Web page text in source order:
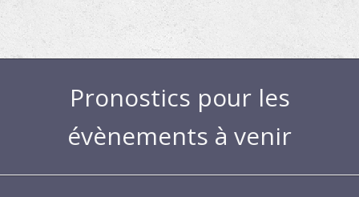
Pronostics pour les
évènements à venir